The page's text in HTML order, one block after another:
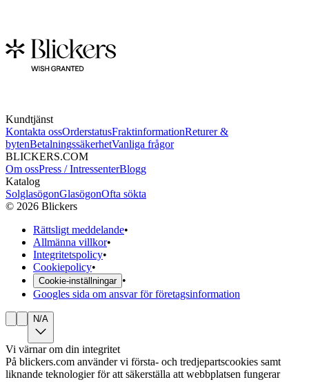
Kundtjänst
Kontakta ossOrderstatusFraktinformationReturer &
bytenBetalningssäkerhetVanliga frågor
BLICKERS.COM
Om ossPress / IntressenterBlogg
Katalog
SolglasögonGlasögonOfta sökta
© 2026 Blickers
Rättsligt meddelande•
Allmänna villkor•
Integritetspolicy•
Cookiepolicy•
Cookie-inställningar •
Googles sida om ansvar för företagsinformation
N/A
Vi värnar om din integritet
På blickers.com använder vi första- och tredjepartscookies samt
liknande teknologier för att säkerställa att webbplatsen fungerar